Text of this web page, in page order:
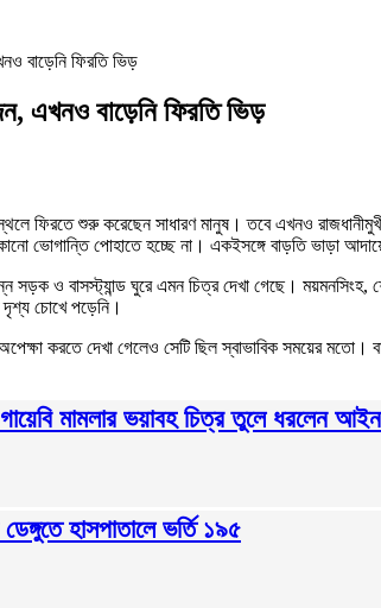
বাড়েনি ফিরতি ভিড়
এখনও বাড়েনি ফিরতি ভিড়
ফিরতে শুরু করেছেন সাধারণ মানুষ। তবে এখনও
ভোগান্তি পোহাতে হচ্ছে না। একইসঙ্গে বাড়তি ভাড়া
সড়ক ও বাসস্ট্যান্ড ঘুরে এমন চিত্র দেখা গেছে।
দৃশ্য চোখে পড়েনি।
অপেক্ষা করতে দেখা গেলেও সেটি ছিল স্বাভাবিক সময়ের
মামলার ভয়াবহ চিত্র তুলে ধরলেন
হাসপাতালে ভর্তি ১৯৫